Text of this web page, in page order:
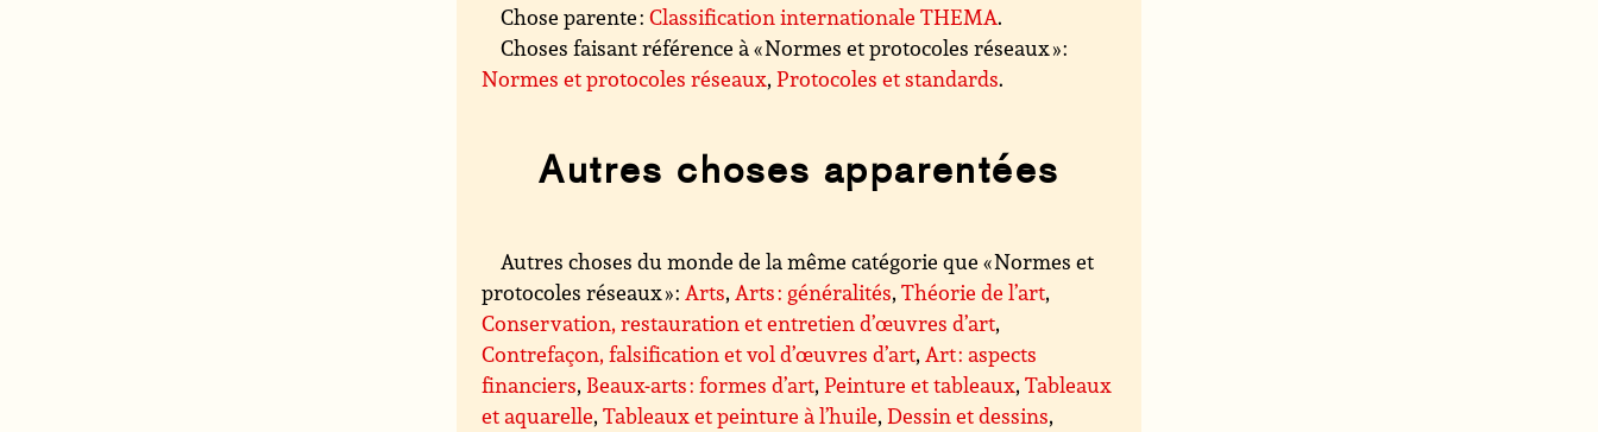
Chose parente :Classification internationale THEMA.
Choses faisant référence à « Normes et protocoles réseaux » :
Normes et protocoles réseaux,Protocoles et standards.
Autres choses apparentées
Autres choses du monde de la même catégorie que « Normes et
protocoles réseaux » :Arts,Arts : généralités,Théorie de l’art,
Conservation, restauration et entretien d’œuvres d’art,
Contrefaçon, falsification et vol d’œuvres d’art,Art : aspects
financiers, Beaux-arts : formes d’art,Peinture et tableaux,Tableaux
et aquarelle,Tableaux et peinture à l’huile,Dessin et dessins,